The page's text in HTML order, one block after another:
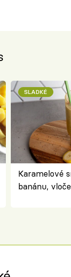
SLADKÉ
Karamelové
banánu,